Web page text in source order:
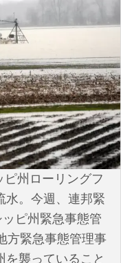
ピ州ローリングフ
水。今週、連邦緊
ピ州緊急事態管
方緊急事態管理事
を襲っていること